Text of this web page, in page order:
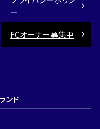
ー
FCオーナー募集中
ンド